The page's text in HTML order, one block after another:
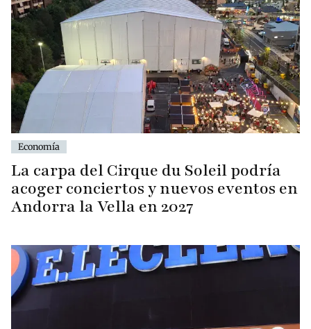
Economía
La carpa del Cirque du Soleil podría
acoger conciertos y nuevos eventos en
Andorra la Vella en 2027